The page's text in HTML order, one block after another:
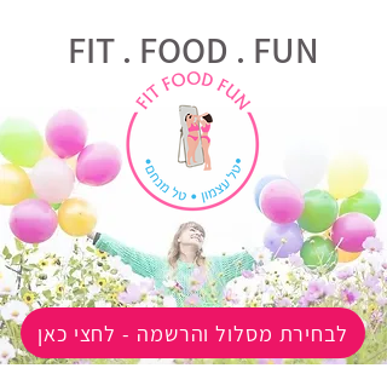
FIT . FOOD . FUN
לבחירת מסלול והרשמה - לחצי כאן